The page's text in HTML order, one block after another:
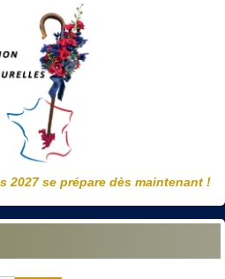
2027 se prépare dès maintenant !